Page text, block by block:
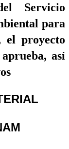
Servicio
para
el proyecto
así